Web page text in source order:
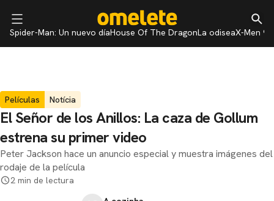
Spider-Man: Un nuevo díaHouse Of The DragonLa odiseaX-Men 97
Películas Notícia
El Señor de los Anillos: La caza de Gollum
estrena su primer video
Peter Jackson hace un anuncio especial y muestra imágenes del
rodaje de la película
2 min de lectura